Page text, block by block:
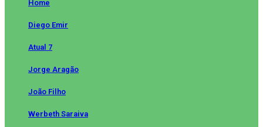
Home
Diego Emir
Atual 7
Jorge Aragão
João Filho
Werbeth Saraiva